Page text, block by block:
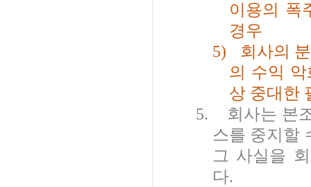
이용의 폭
경우
5)
회사의
의 수익 악
상 중대한
5.
회사는 본
스를 중지할
그 사실을
다.